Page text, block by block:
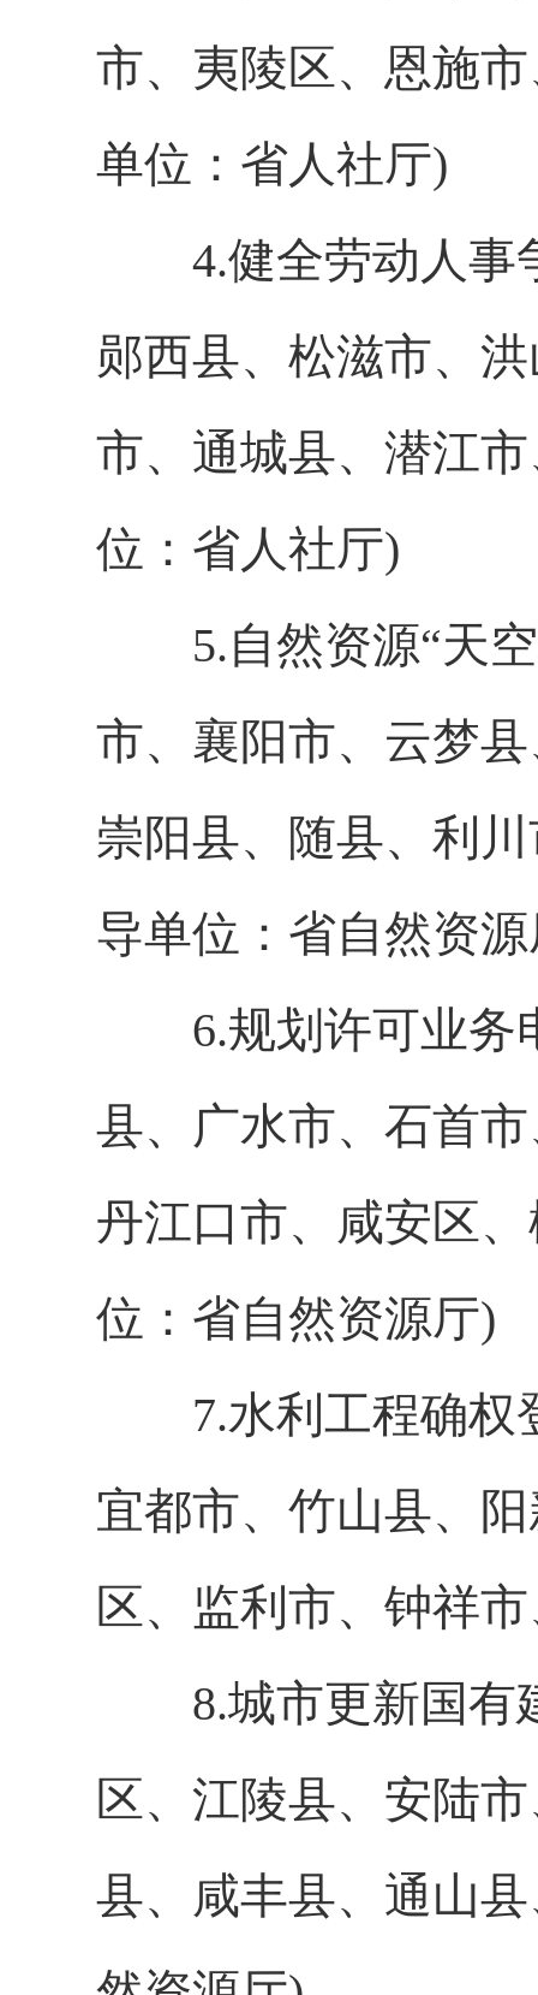
市、夷陵区、恩施
单位：省人社厅)
4.健全劳动人事
郧西县、松滋市、
市、通城县、潜江
位：省人社厅)
5.自然资源“天空
市、襄阳市、云梦
崇阳县、随县、利
导单位：省自然资
6.规划许可业务
县、广水市、石首
丹江口市、咸安区
位：省自然资源厅)
7.水利工程确权
宜都市、竹山县、
区、监利市、钟祥
8.城市更新国有
区、江陵县、安陆
县、咸丰县、通山